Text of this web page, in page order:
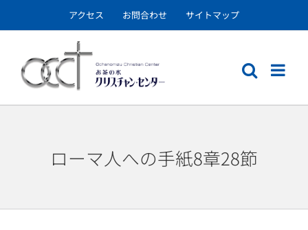
to
アクセス お問合わせ サイトマップ
ローマ人への手紙8章28節